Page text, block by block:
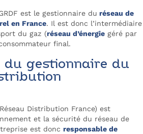
est le gestionnaire du réseau de
en France. Il est donc l’intermédiaire
du gaz (réseau d’énergie géré par
final.
du gestionnaire du
Distribution France) est
et la sécurité du réseau de
est donc responsable de